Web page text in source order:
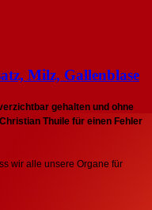
Milz, Gallenblase
gehalten und ohne
Thuile für einen Fehler
wir alle unsere Organe für